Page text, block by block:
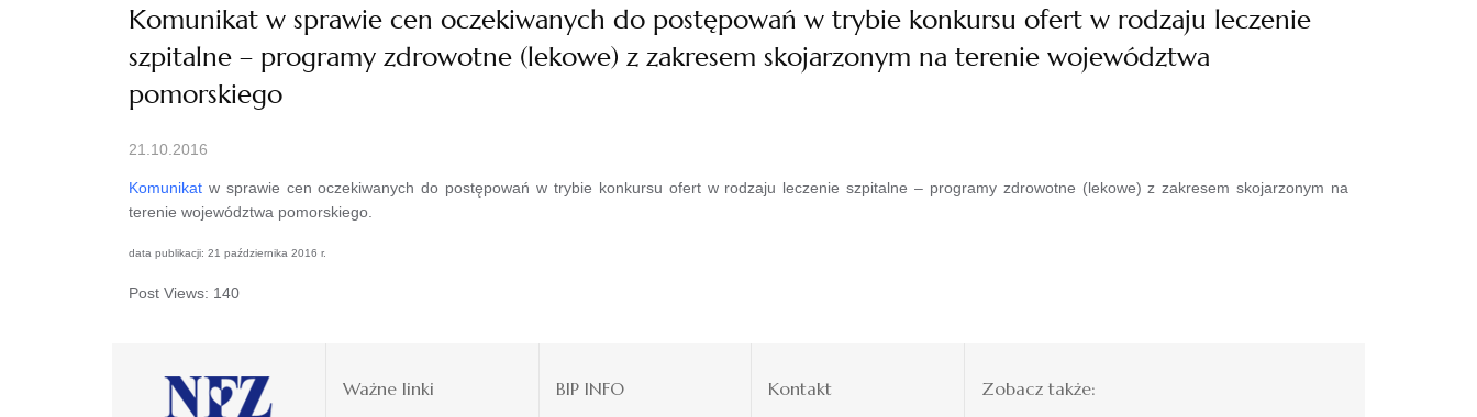
Komunikat w sprawie cen oczekiwanych do postępowań w trybie konkursu ofert w rodzaju leczenie
szpitalne – programy zdrowotne (lekowe) z zakresem skojarzonym na terenie województwa
pomorskiego
21.10.2016
Komunikat w sprawie cen oczekiwanych do postępowań w trybie konkursu ofert w rodzaju leczenie szpitalne – programy zdrowotne (lekowe) z zakresem skojarzonym na
terenie województwa pomorskiego.
data publikacji: 21 października 2016 r.
Post Views: 140
Ważne linki BIP INFO Kontakt Zobacz także: